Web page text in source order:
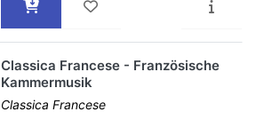
Classica Francese - Französische
Kammermusik
Classica Francese